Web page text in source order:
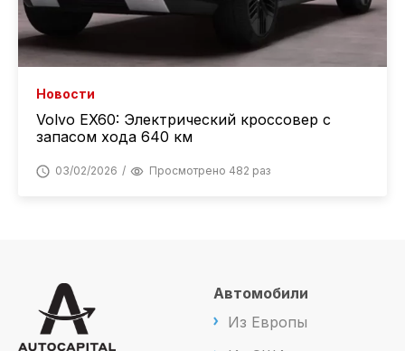
Новости
Volvo EX60: Электрический кроссовер с
запасом хода 640 км
03/02/2026 Просмотрено 482 раз
Автомобили
Из Европы